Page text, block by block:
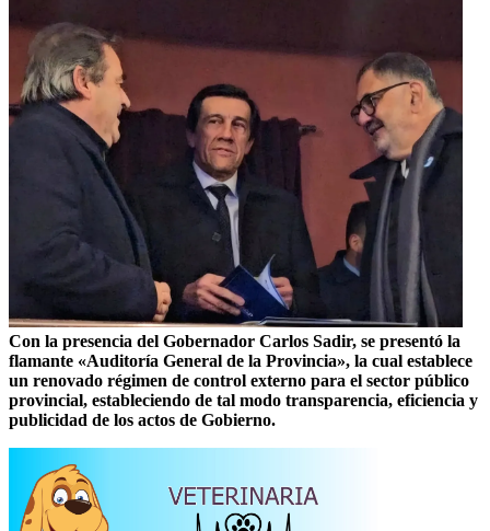
Con la presencia del Gobernador Carlos Sadir, se presentó la
flamante «Auditoría General de la Provincia», la cual establece
un renovado régimen de control externo para el sector público
provincial, estableciendo de tal modo transparencia, eficiencia y
publicidad de los actos de Gobierno.